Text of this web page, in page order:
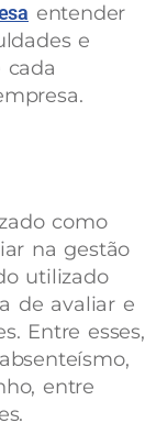
entender
e
cada
como
na gestão
utilizado
de avaliar e
Entre esses,
entre